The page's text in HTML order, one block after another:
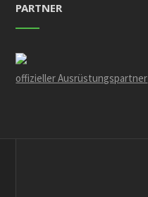
PARTNER
offizieller Ausrüstungspartner